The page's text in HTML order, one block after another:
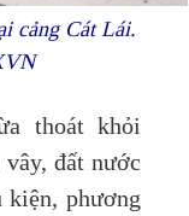
cảng Cát Lái.
thoát khỏi
đất nước
kiện, phương